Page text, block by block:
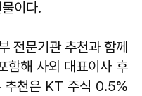
이다.
전문기관 추천과 함께
함해 사외 대표이사 후
추천은 KT 주식 0.5%